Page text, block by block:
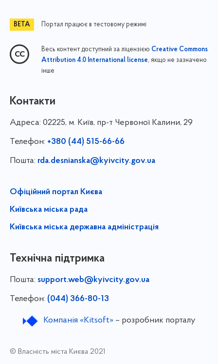
Портал працює в тестовому режимі
Весь контент доступний за ліцензією Creative Commons
Attribution 4.0 International license, якщо не зазначено
інше
Контакти
Адреса: 02225, м. Київ, пр-т Червоної Калини, 29
Телефон: +380 (44) 515-66-66
Пошта: rda.desnianska@kyivcity.gov.ua
Офіційний портал Києва
Київська міська рада
Київська міська державна адміністрація
Технічна підтримка
Пошта: support.web@kyivcity.gov.ua
Телефон: (044) 366-80-13
Компанія «Kitsoft»– розробник порталу
© Власність міста Києва 2021